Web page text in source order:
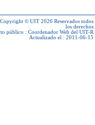
Copyright © UIT 2026 Reservados todos
los derechos
público : Coordenador Web del UIT-R
Actualizado el : 2011-06-15